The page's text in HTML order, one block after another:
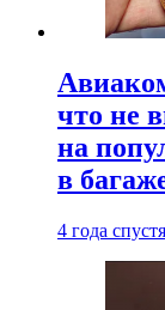
что не
на
в
4 года спустя